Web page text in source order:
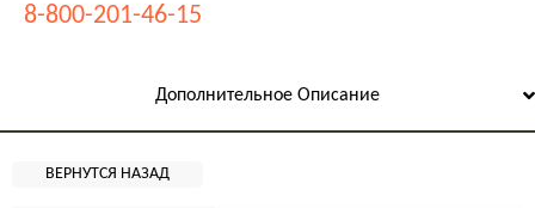
8-800-201-46-15
Дополнительное Описание